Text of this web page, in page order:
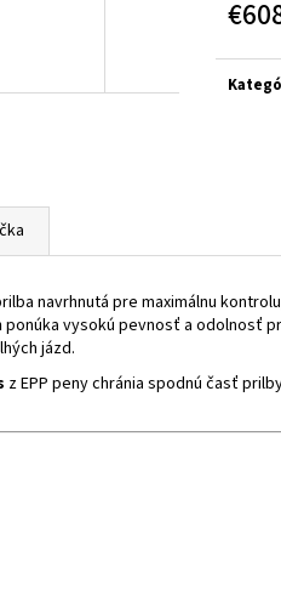
cena:
navrhnutá pre maximálnu
ponúka vysokú pevnosť a odolnosť
jázd.
z EPP peny chránia spodnú časť